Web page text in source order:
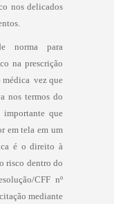
nos delicados
norma para
na prescrição
 vez que
nos termos do
importante que
em tela em um
é o direito à
risco dentro do
CFF nº
mediante